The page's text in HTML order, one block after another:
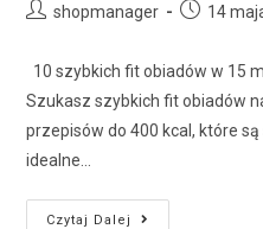
shopmanager 14
10 szybkich fit obiadów w 15
Szukasz szybkich fit obiadów
przepisów do 400 kcal, które
idealne…
Czytaj Dalej